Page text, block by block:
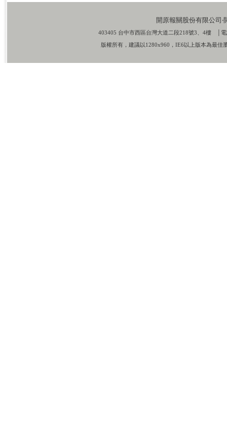
開原報關股份有限公司‧
403405 台中市西區台灣大道二段218號3、4樓
版權所有，建議以1280x960，IE6以上版本為最佳